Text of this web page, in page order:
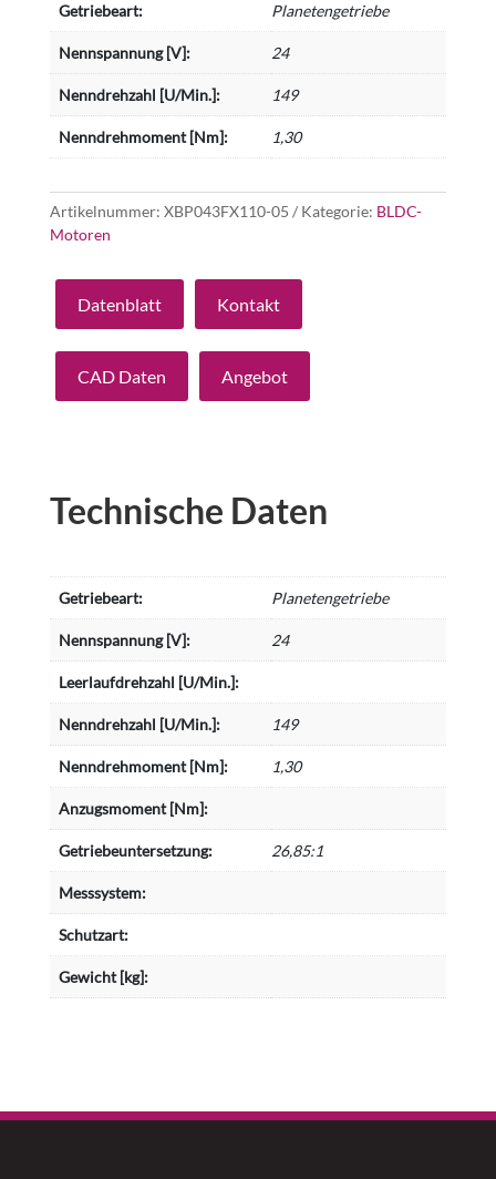
Getriebeart: Planetengetriebe
Nennspannung [V]: 24
Nenndrehzahl [U/Min.]: 149
Nenndrehmoment [Nm]: 1,30
Artikelnummer: XBP043FX110-05 Kategorie: BLDC-
Motoren
Datenblatt Kontakt
CAD Daten Angebot
Technische Daten
Getriebeart: Planetengetriebe
Nennspannung [V]: 24
Leerlaufdrehzahl [U/Min.]:
Nenndrehzahl [U/Min.]: 149
Nenndrehmoment [Nm]: 1,30
Anzugsmoment [Nm]:
Getriebeuntersetzung: 26,85:1
Messsystem:
Schutzart:
Gewicht [kg]: